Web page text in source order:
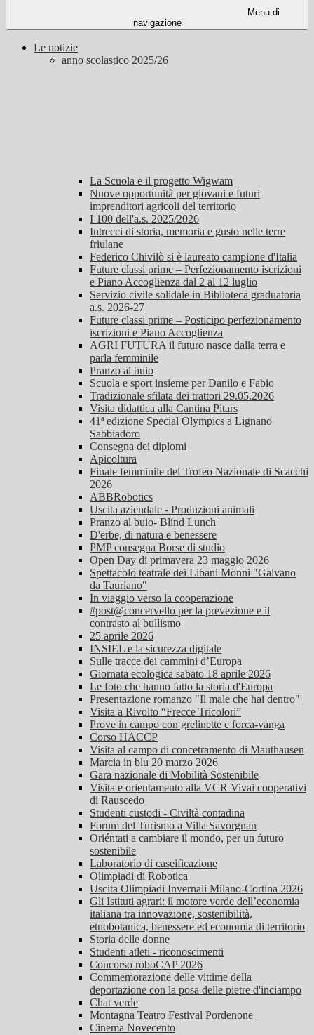
Menu di
navigazione
Le notizie
anno scolastico 2025/26
La Scuola e il progetto Wigwam
Nuove opportunità per giovani e futuri
imprenditori agricoli del territorio
I 100 dell'a.s. 2025/2026
Intrecci di storia, memoria e gusto nelle terre
friulane
Federico Chivilò si è laureato campione d'Italia
Future classi prime – Perfezionamento iscrizioni
e Piano Accoglienza dal 2 al 12 luglio
Servizio civile solidale in Biblioteca graduatoria
a.s. 2026-27
Future classi prime – Posticipo perfezionamento
iscrizioni e Piano Accoglienza
AGRI FUTURA il futuro nasce dalla terra e
parla femminile
Pranzo al buio
Scuola e sport insieme per Danilo e Fabio
Tradizionale sfilata dei trattori 29.05.2026
Visita didattica alla Cantina Pitars
41ª edizione Special Olympics a Lignano
Sabbiadoro
Consegna dei diplomi
Apicoltura
Finale femminile del Trofeo Nazionale di Scacchi
2026
ABBRobotics
Uscita aziendale - Produzioni animali
Pranzo al buio- Blind Lunch
D'erbe, di natura e benessere
PMP consegna Borse di studio
Open Day di primavera 23 maggio 2026
Spettacolo teatrale dei Libani Monni "Galvano
da Tauriano"
In viaggio verso la cooperazione
#post@concervello per la prevezione e il
contrasto al bullismo
25 aprile 2026
INSIEL e la sicurezza digitale
Sulle tracce dei cammini d’Europa
Giornata ecologica sabato 18 aprile 2026
Le foto che hanno fatto la storia d'Europa
Presentazione romanzo "Il male che hai dentro"
Visita a Rivolto “Frecce Tricolori”
Prove in campo con grelinette e forca-vanga
Corso HACCP
Visita al campo di concetramento di Mauthausen
Marcia in blu 20 marzo 2026
Gara nazionale di Mobilità Sostenibile
Visita e orientamento alla VCR Vivai cooperativi
di Rauscedo
Studenti custodi - Civiltà contadina
Forum del Turismo a Villa Savorgnan
Oriéntati a cambiare il mondo, per un futuro
sostenibile
Laboratorio di caseificazione
Olimpiadi di Robotica
Uscita Olimpiadi Invernali Milano-Cortina 2026
Gli Istituti agrari: il motore verde dell’economia
italiana tra innovazione, sostenibilità,
etnobotanica, benessere ed economia di territorio
Storia delle donne
Studenti atleti - riconoscimenti
Concorso roboCAP 2026
Commemorazione delle vittime della
deportazione con la posa delle pietre d'inciampo
Chat verde
Montagna Teatro Festival Pordenone
Cinema Novecento